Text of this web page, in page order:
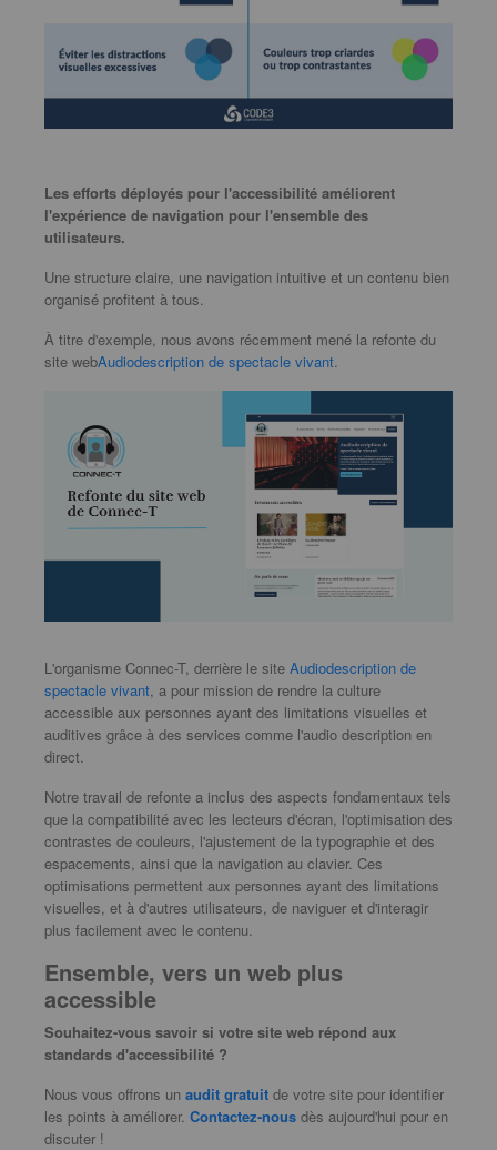
Les efforts déployés pour l'accessibilité améliorent
l'expérience de navigation pour l'ensemble des
utilisateurs.
Une structure claire, une navigation intuitive et un contenu bien
organisé profitent à tous.
À titre d'exemple, nous avons récemment mené la refonte du
site webAudiodescription de spectacle vivant.
L'organisme Connec-T, derrière le site Audiodescription de
spectacle vivant , a pour mission de rendre la culture
accessible aux personnes ayant des limitations visuelles et
auditives grâce à des services comme l'audio description en
direct.
Notre travail de refonte a inclus des aspects fondamentaux tels
que la compatibilité avec les lecteurs d'écran, l'optimisation des
contrastes de couleurs, l'ajustement de la typographie et des
espacements, ainsi que la navigation au clavier. Ces
optimisations permettent aux personnes ayant des limitations
visuelles, et à d'autres utilisateurs, de naviguer et d'interagir
plus facilement avec le contenu.
Ensemble, vers un web plus
accessible
Souhaitez-vous savoir si votre site web répond aux
standards d'accessibilité ?
Nous vous offrons un audit gratuit de votre site pour identifier
les points à améliorer. Contactez-nous dès aujourd'hui pour en
discuter !